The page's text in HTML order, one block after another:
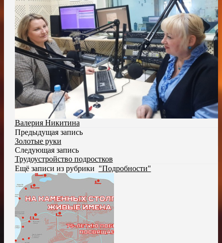
Валерия Никитина
Предыдущая запись
Золотые руки
Следующая запись
Трудоустройство подростков
Ещё записи из рубрики "Подробности"